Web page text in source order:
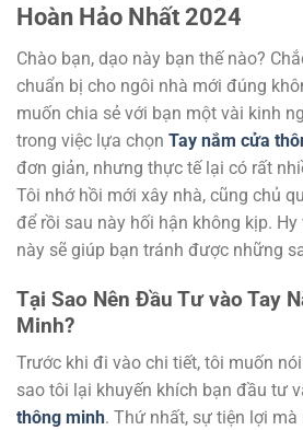
Hoàn Hảo Nhất 2024
Chào bạn, dạo này bạn thế nào?
chuẩn bị cho ngôi nhà mới đúng
muốn chia sẻ với bạn một vài kinh
trong việc lựa chọn Tay nắm cửa
đơn giản, nhưng thực tế lại có rất
Tôi nhớ hồi mới xây nhà, cũng chủ
để rồi sau này hối hận không kịp.
này sẽ giúp bạn tránh được những
Tại Sao Nên Đầu Tư vào Tay
Minh?
Trước khi đi vào chi tiết, tôi muốn
sao tôi lại khuyến khích bạn đầu tư
thông minh. Thứ nhất, sự tiện lợi